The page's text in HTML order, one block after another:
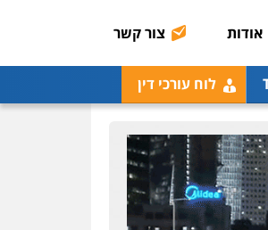
אודות צור קשר
לוח עורכי דין
מחיקת כתבות מגוגל
ודחיקת אזכורים שליליים
דין
0522508109
אחסון אתרים
מהירות הגנה גיבוי
תמיכה שירותים מקצועיים
לעורכי דין